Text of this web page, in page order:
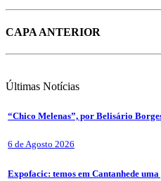
CAPA ANTERIOR
Últimas Notícias
“Chico Melenas”, por Belisário
6 de Agosto 2026
Expofacic: temos em Cantanhede